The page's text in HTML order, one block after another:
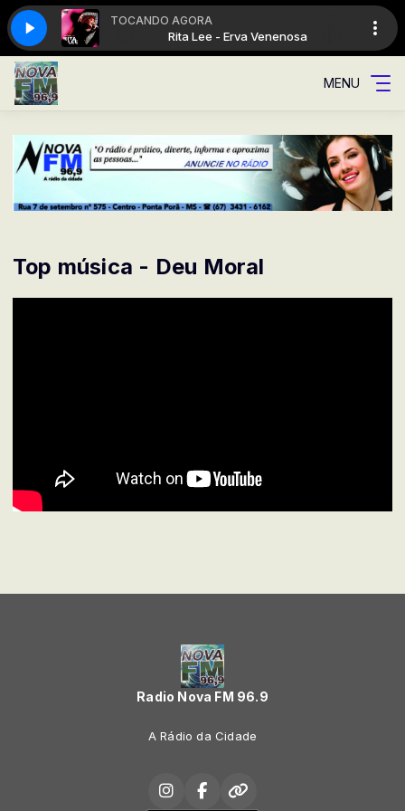
TOCANDO AGORA
Venenosa Rita Lee - Erva Venenosa
MENU
Top música - Deu Moral
Radio Nova FM 96.9
A Rádio da Cidade